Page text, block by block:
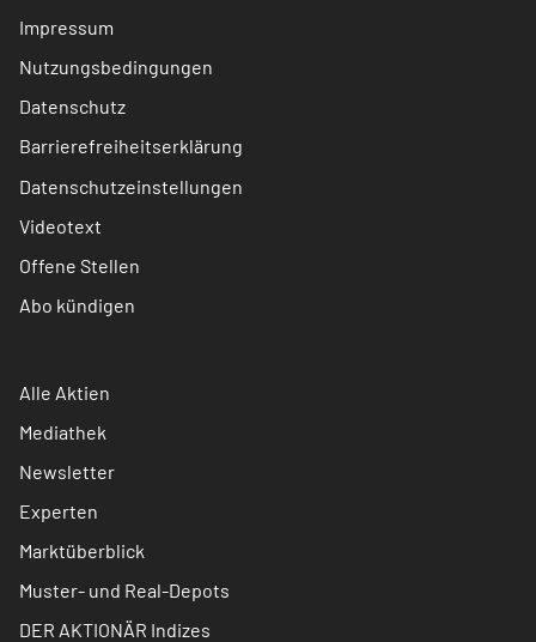
Impressum
Nutzungsbedingungen
Datenschutz
Barrierefreiheitserklärung
Datenschutzeinstellungen
Videotext
Offene Stellen
Abo kündigen
Alle Aktien
Mediathek
Newsletter
Experten
Marktüberblick
Muster- und Real-Depots
DER AKTIONÄR Indizes